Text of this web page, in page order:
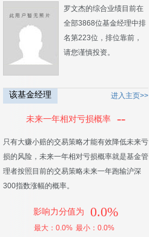
罗文杰的综合业绩目前在
全部3868位基金经理中排
名第223位，排位靠前，
请您谨慎投资。
该基金经理 进入主页>>
未来一年相对亏损概率 --
只有大赚小赔的交易策略才能有效降低未来亏
损的风险，未来一年相对亏损概率就是基金管
理者按照目前的交易策略未来一年跑输沪深
300指数涨幅的概率。
影响力分值为 0.0%
最大：0.0% 最小：0.0%